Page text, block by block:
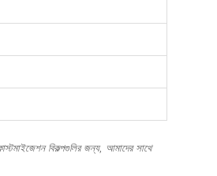
বিকল্পগুলির জন্য, আমাদের সাথে